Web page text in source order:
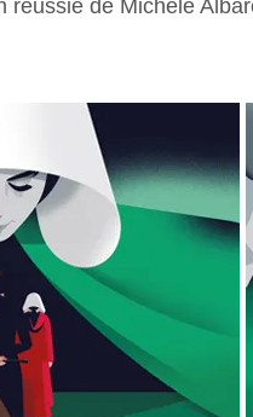
réussie de Michèle